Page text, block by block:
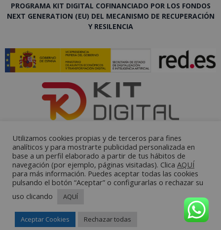
PROGRAMA KIT DIGITAL COFINANCIADO POR LOS FONDOS
NEXT GENERATION (EU) DEL MECANISMO DE RECUPERACIÓN
Y RESILENCIA
Utilizamos cookies propias y de terceros para fines
analíticos y para mostrarte publicidad personalizada en
base a un perfil elaborado a partir de tus hábitos de
navegación (por ejemplo, páginas visitadas). Clica AQUÍ
para más información. Puedes aceptar todas las cookies
pulsando el botón “Aceptar” o configurarlas o rechazar su
uso clicando
AQUÍ
Aceptar Cookies Rechazar todas